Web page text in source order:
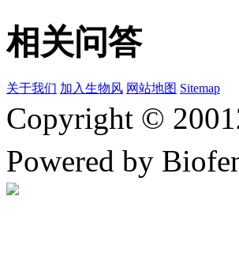
相关问答
关于我们 加入生物风 网站地图 Sitemap
Copyright ©
Powered by